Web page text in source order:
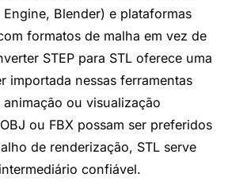
Blender) e plataformas
formatos de malha em vez de
STEP para STL oferece uma
importada nessas ferramentas
ou visualização
ou FBX possam ser preferidos
de renderização, STL serve
confiável.